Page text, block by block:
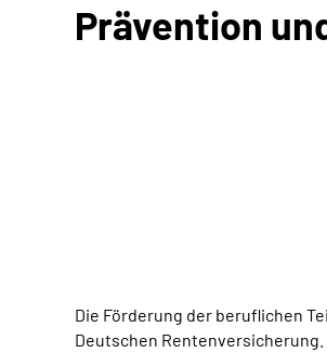
Prävention
Die Förderung der beruflichen
Deutschen